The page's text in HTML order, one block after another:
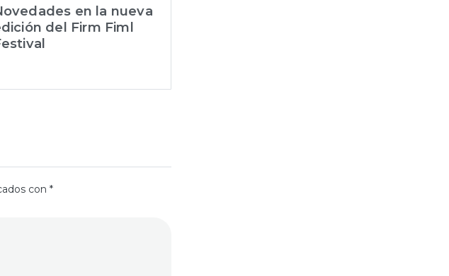
en la nueva
del Firm Fiml
con *